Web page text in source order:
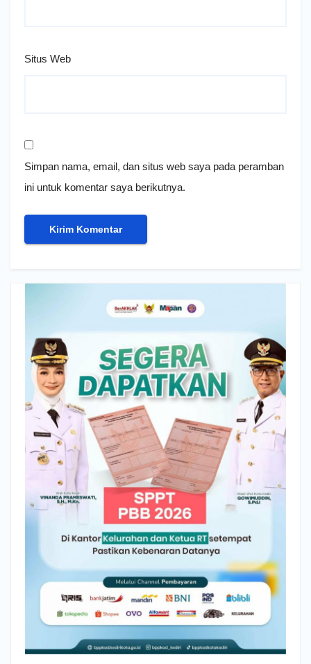
Situs Web
Simpan nama, email, dan situs web saya pada peramban
ini untuk komentar saya berikutnya.